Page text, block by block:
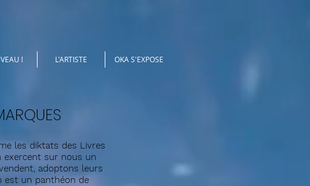
! L'ARTISTE OKA S'EXPOSE
les diktats des Livres
exercent sur nous un
adoptons leurs
est un panthéon de